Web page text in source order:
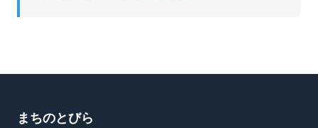
まちのとびら